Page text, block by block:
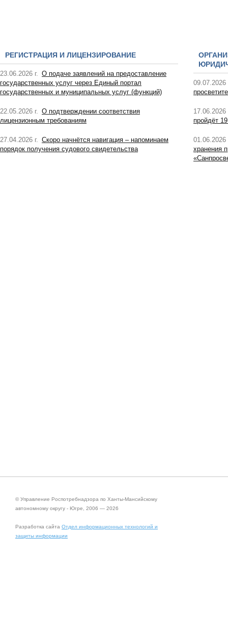
РЕГИСТРАЦИЯ И ЛИЦЕНЗИРОВАНИЕ
23.06.2026 г. О подаче заявлений на предоставление
государственных услуг через Единый портал
государственных и муниципальных услуг (функций)
22.05.2026 г. О подтверждении соответствия
лицензионным требованиям
27.04.2026 г. Скоро начнётся навигация – напоминаем
порядок получения судового свидетельства
09.07.2026
17.06.2026
пройдёт
01.06.2026
хранения
© Управление Роспотребнадзора по Ханты-Мансийскому
автономному округу - Югре, 2006 — 2026
Разработка сайта Отдел информационных технологий и
защиты информации